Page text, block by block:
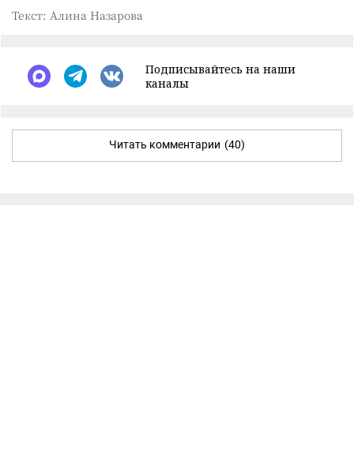
Текст: Алина Назарова
Подписывайтесь на наши
каналы
Читать комментарии (40)